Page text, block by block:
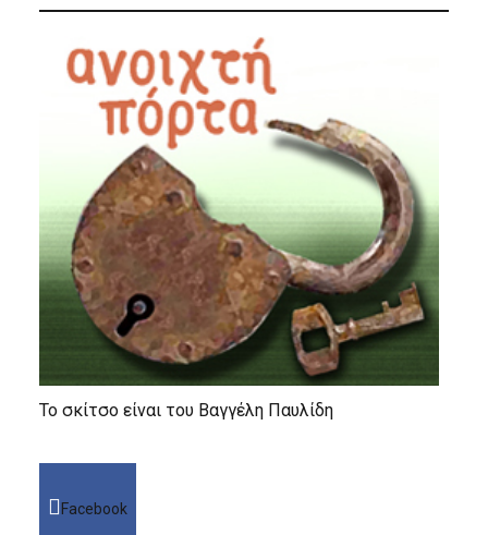
Το σκίτσο είναι του Βαγγέλη Παυλίδη
Facebook